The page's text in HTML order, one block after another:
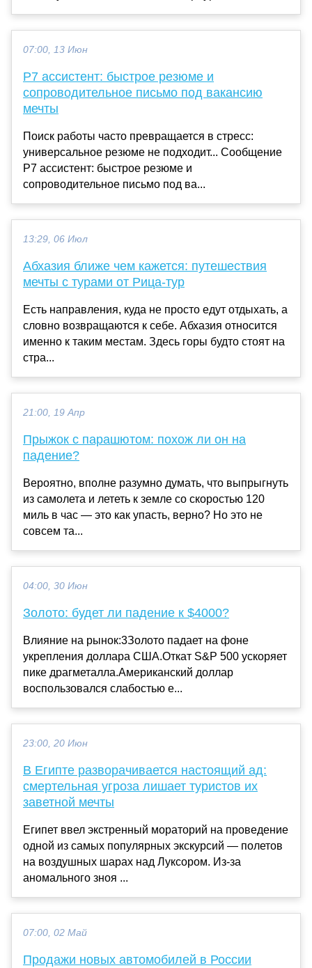
07:00, 13 Июн
Р7 ассистент: быстрое резюме и
сопроводительное письмо под вакансию
мечты
Поиск работы часто превращается в стресс:
универсальное резюме не подходит... Сообщение
Р7 ассистент: быстрое резюме и
сопроводительное письмо под ва...
13:29, 06 Июл
Абхазия ближе чем кажется: путешествия
мечты с турами от Рица-тур
Есть направления, куда не просто едут отдыхать, а
словно возвращаются к себе. Абхазия относится
именно к таким местам. Здесь горы будто стоят на
стра...
21:00, 19 Апр
Прыжок с парашютом: похож ли он на
падение?
Вероятно, вполне разумно думать, что выпрыгнуть
из самолета и лететь к земле со скоростью 120
миль в час — это как упасть, верно? Но это не
совсем та...
04:00, 30 Июн
Золото: будет ли падение к $4000?
Влияние на рынок:3Золото падает на фоне
укрепления доллара США.Откат S&P 500 ускоряет
пике драгметалла.Американский доллар
воспользовался слабостью е...
23:00, 20 Июн
В Египте разворачивается настоящий ад:
смертельная угроза лишает туристов их
заветной мечты
Египет ввел экстренный мораторий на проведение
одной из самых популярных экскурсий — полетов
на воздушных шарах над Луксором. Из-за
аномального зноя ...
07:00, 02 Май
Продажи новых автомобилей в России